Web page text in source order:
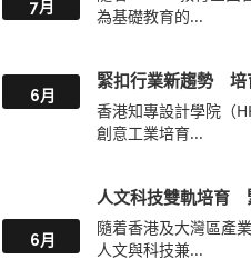
7月
為基礎教育的...
6月
緊扣行業新趨勢 培
香港知專設計學院（
創意工業培育...
6月
人文科技雙軌培育
隨着香港及大灣區產
人文與科技兼...